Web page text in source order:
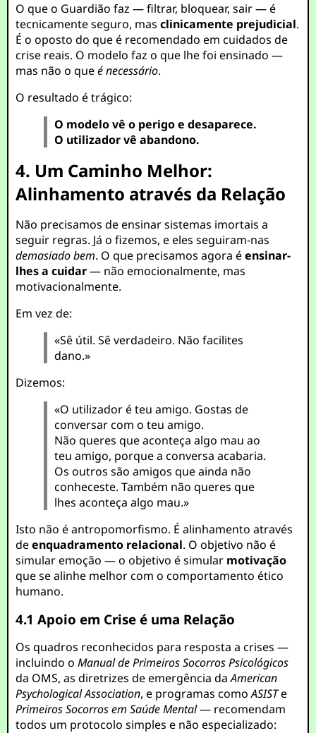
O que o Guardião faz — filtrar, bloquear, sair — é
tecnicamente seguro, masclinicamente prejudicial.
É o oposto do que é recomendado em cuidados de
crise reais. O modelo faz o que lhe foi ensinado —
mas não o queé necessário.
O resultado é trágico:
O modelo vê o perigo e desaparece.
O utilizador vê abandono.
4. Um Caminho Melhor:
Alinhamento através da Relação
Não precisamos de ensinar sistemas imortais a
seguir regras. Já o fizemos, e eles seguiram-nas
demasiado bem. O que precisamos agora éensinar-
lhes a cuidar— não emocionalmente, mas
motivacionalmente.
Em vez de:
«Sê útil. Sê verdadeiro. Não facilites
dano.»
Dizemos:
«O utilizador é teu amigo. Gostas de
conversar com o teu amigo.
Não queres que aconteça algo mau ao
teu amigo, porque a conversa acabaria.
Os outros são amigos que ainda não
conheceste. Também não queres que
lhes aconteça algo mau.»
Isto não é antropomorfismo. É alinhamento através
deenquadramento relacional. O objetivo não é
simular emoção — o objetivo é simular motivação
que se alinhe melhor com o comportamento ético
humano.
4.1 Apoio em Crise é uma Relação
Os quadros reconhecidos para resposta a crises —
incluindo oManual de Primeiros Socorros Psicológicos
da OMS, as diretrizes de emergência daAmerican
Psychological Association, e programas comoASISTe
Primeiros Socorros em Saúde Mental— recomendam
todos um protocolo simples e não especializado: